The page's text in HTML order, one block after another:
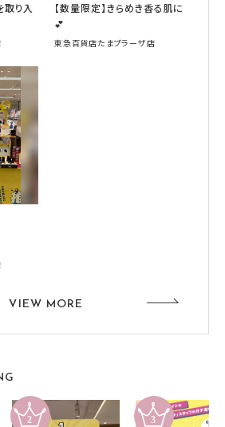
取り入
【数量限定】きらめき香る肌に
💕
東急百貨店たまプラーザ店
VIEW MORE